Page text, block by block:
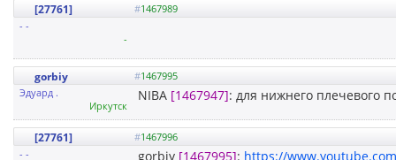
[27761] #1467989
- -
-
gorbiy #1467995
Эдуард .
Иркутск
NIBA [1467947]: для нижнего плечевого
[27761] #1467996
- -
gorbiy [1467995]: https://